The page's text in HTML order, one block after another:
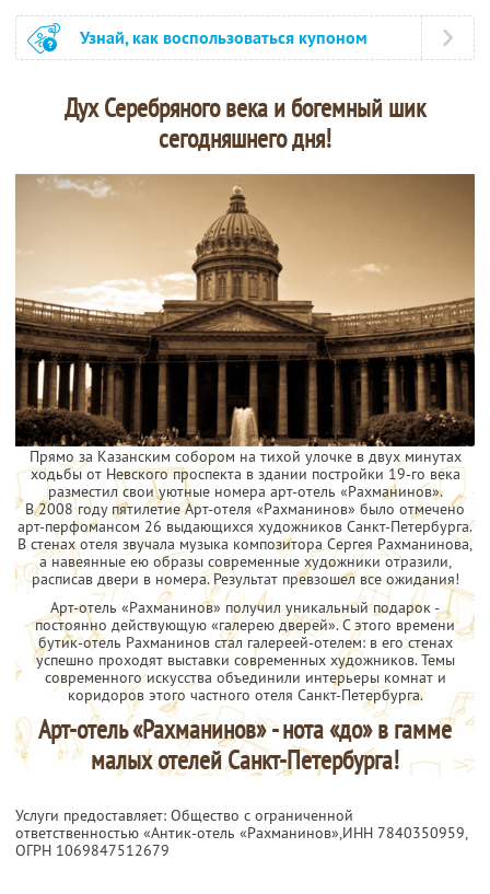
Узнай, как воспользоваться купоном
Дух Серебряного века и богемный шик
сегодняшнего дня!
Прямо за Казанским собором на тихой улочке в двух минутах
ходьбы от Невского проспекта в здании постройки 19-го века
разместил свои уютные номера арт-отель «Рахманинов».
В 2008 году пятилетие Арт-отеля «Рахманинов» было отмечено
арт-перфомансом 26 выдающихся художников Санкт-Петербурга.
В стенах отеля звучала музыка композитора Сергея Рахманинова,
а навеянные ею образы современные художники отразили,
расписав двери в номера. Результат превзошел все ожидания!
Арт-отель «Рахманинов» получил уникальный подарок -
постоянно действующую «галерею дверей». С этого времени
бутик-отель Рахманинов стал галереей-отелем: в его стенах
успешно проходят выставки современных художников. Темы
современного искусства объединили интерьеры комнат и
коридоров этого частного отеля Санкт-Петербурга.
Арт-отель «Рахманинов» - нота «до» в гамме
малых отелей Санкт-Петербурга!
Услуги предоставляет: Общество с ограниченной
ответственностью «Антик-отель «Рахманинов»,ИНН 7840350959,
ОГРН 1069847512679